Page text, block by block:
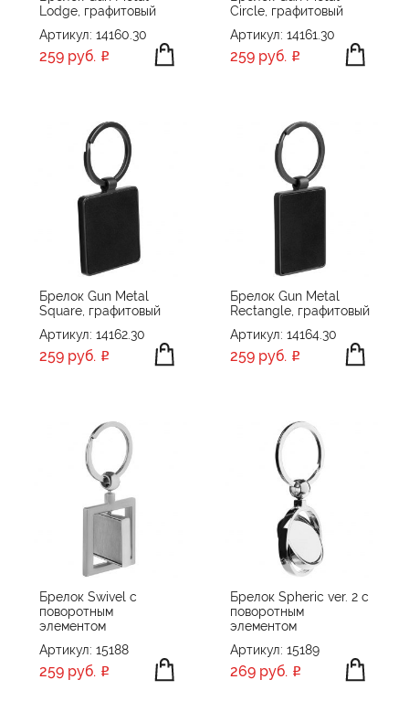
Lodge, графитовый
Артикул: 14160.30
259 руб.
Circle, графитовый
Артикул: 14161.30
259 руб.
Брелок Gun Metal
Square, графитовый
Артикул: 14162.30
259 руб.
Брелок Gun Metal
Rectangle, графитовый
Артикул: 14164.30
259 руб.
Брелок Swivel с
поворотным
элементом
Артикул: 15188
259 руб.
Брелок Spheric ver. 2 с
поворотным
элементом
Артикул: 15189
269 руб.